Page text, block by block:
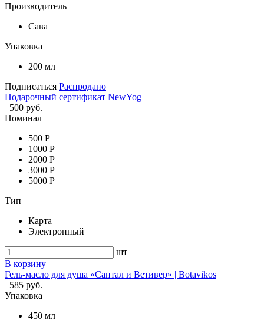
Производитель
Сава
Упаковка
200 мл
Подписаться Распродано
Подарочный сертификат NewYog
500 руб.
Номинал
500 Р
1000 Р
2000 Р
3000 Р
5000 Р
Тип
Карта
Электронный
шт
В корзину
Гель-масло для душа «Сантал и Ветивер» | Botavikos
585 руб.
Упаковка
450 мл